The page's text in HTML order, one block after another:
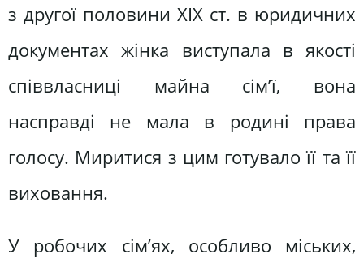
з другої половини XIX ст. в юридичних
документах жінка виступала в якості
співвласниці майна сім’ї, вона
насправді не мала в родині права
голосу. Миритися з цим готувало її та її
виховання.
У робочих сім’ях, особливо міських,